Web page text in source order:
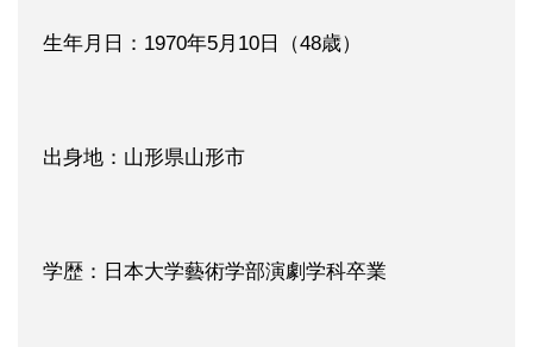
生年月日：1970年5月10日（48歳）
出身地：山形県山形市
学歴：日本大学藝術学部演劇学科卒業